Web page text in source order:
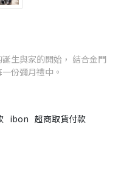
生與家的開始， 結合金門
份彌月禮中。
ibon 超商取貨付款